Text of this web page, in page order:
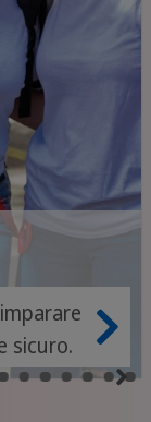
sicuro.